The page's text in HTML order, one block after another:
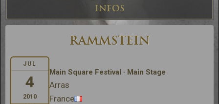
INFOS
RAMMSTEIN
JUL
4
2010
Main Square Festival · Main Stage
Arras
France